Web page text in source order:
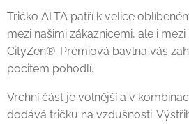
Tričko ALTA patří k velice
mezi našimi zákaznicemi, ale i
CityZen®. Prémiová bavlna vás
pocitem pohodlí.
Vrchní část je volnější a v
dodává tričku na vzdušnosti.